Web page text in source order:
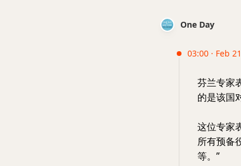
One Day
03:00 · Feb
芬兰专家
的是该国
这位专家
所有预备
等。”